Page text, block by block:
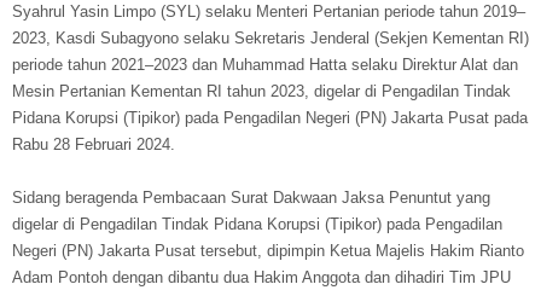
Syahrul Yasin Limpo (SYL) selaku Menteri Pertanian periode tahun 2019–
2023, Kasdi Subagyono selaku Sekretaris Jenderal (Sekjen Kementan RI)
periode tahun 2021–2023 dan Muhammad Hatta selaku Direktur Alat dan
Mesin Pertanian Kementan RI tahun 2023, digelar di Pengadilan Tindak
Pidana Korupsi (Tipikor) pada Pengadilan Negeri (PN) Jakarta Pusat pada
Rabu 28 Februari 2024.
Sidang beragenda Pembacaan Surat Dakwaan Jaksa Penuntut yang
digelar di Pengadilan Tindak Pidana Korupsi (Tipikor) pada Pengadilan
Negeri (PN) Jakarta Pusat tersebut, dipimpin Ketua Majelis Hakim Rianto
Adam Pontoh dengan dibantu dua Hakim Anggota dan dihadiri Tim JPU